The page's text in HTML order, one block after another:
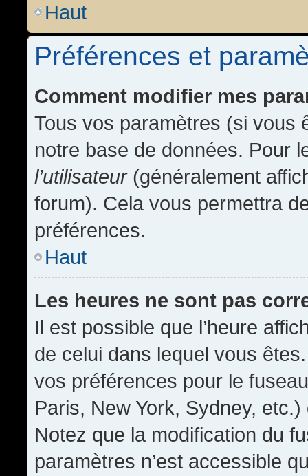
Haut
Préférences et
Comment modifier mes
Tous vos paramètres (si vous
notre base de données. Pour
l’utilisateur(généralement
forum). Cela vous permettra
préférences.
Haut
Les heures ne sont pas
Il est possible que l’heure
de celui dans lequel vous
vos préférences pour le
Paris, New York, Sydney,
Notez que la modification du
paramètres n’est accessible